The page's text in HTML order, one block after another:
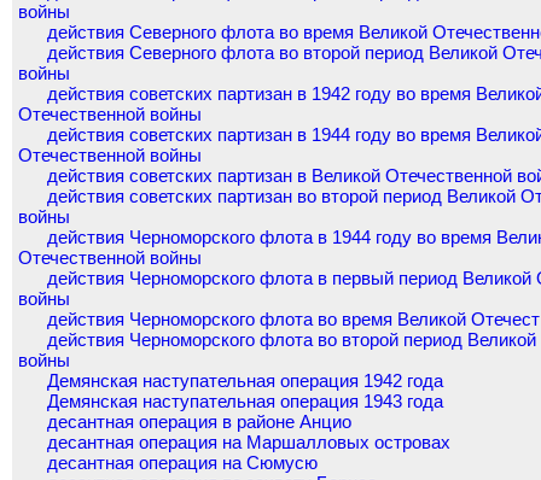
войны
действия Северного флота во время Великой
действия Северного флота во второй период Великой
войны
действия советских партизан в 1942 году во время
Отечественной войны
действия советских партизан в 1944 году во время
Отечественной войны
действия советских партизан в Великой Отечественной
действия советских партизан во второй период Великой
войны
действия Черноморского флота в 1944 году во время
Отечественной войны
действия Черноморского флота в первый период Великой
войны
действия Черноморского флота во время Великой
действия Черноморского флота во второй период
войны
Демянская наступательная операция 1942 года
Демянская наступательная операция 1943 года
десантная операция в районе Анцио
десантная операция на Маршалловых островах
десантная операция на Сюмусю